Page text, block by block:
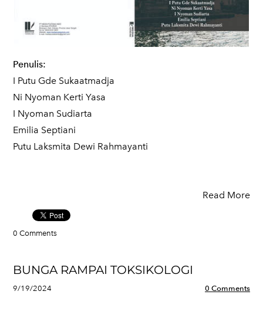
Penulis:
I Putu Gde Sukaatmadja
Ni Nyoman Kerti Yasa
I Nyoman Sudiarta
Emilia Septiani
Putu Laksmita Dewi Rahmayanti
Read More
0 Comments
BUNGA RAMPAI TOKSIKOLOGI
9/19/2024 0 Comments